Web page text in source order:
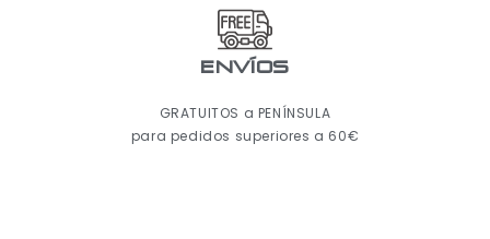
ENVÍOS
GRATUITOS a PENÍNSULA
para pedidos superiores a 60€